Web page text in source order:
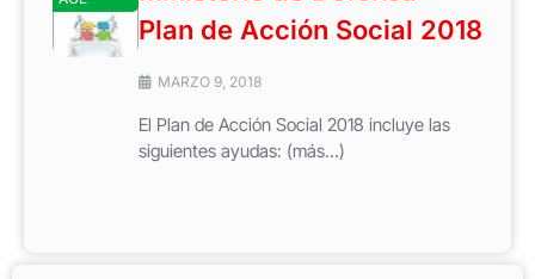
Plan de Acción Social 2018
MARZO 9, 2018
El Plan de Acción Social 2018 incluye las
siguientes ayudas: (más…)